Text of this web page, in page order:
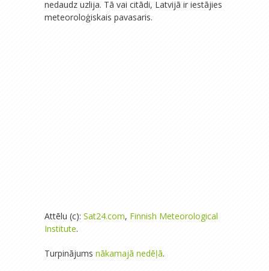
nedaudz uzlija. Tā vai citādi, Latvijā ir iestājies
meteoroloģiskais pavasaris.
Attēlu (c): Sat24.com, Finnish Meteorological
Institute.
Turpinājums nākamajā nedēļā.